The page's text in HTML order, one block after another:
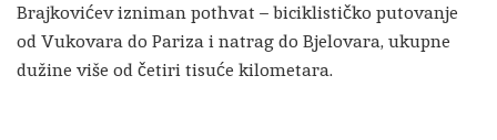
Brajkovićev izniman pothvat – biciklističko putovanje
od Vukovara do Pariza i natrag do Bjelovara, ukupne
dužine više od četiri tisuće kilometara.